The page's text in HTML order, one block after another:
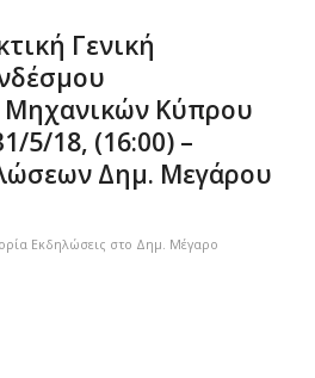
Γενική
Κύπρου
5/18, (16:00) –
Δημ. Μεγάρου
Eκδηλώσεις στο Δημ. Mέγαρο